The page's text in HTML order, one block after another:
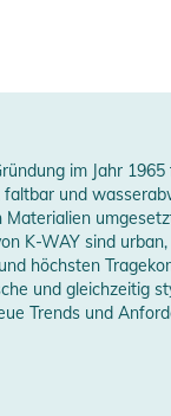
bietet die Jacke
als modisches
finden Sie
im Jahr
und
K-WAY sind
höchsten
und gleichzeitig
Trends und